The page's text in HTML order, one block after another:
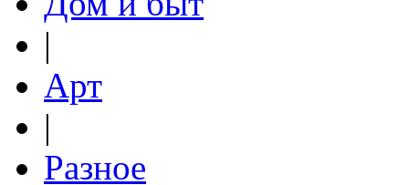
|
Арт
|
Разное